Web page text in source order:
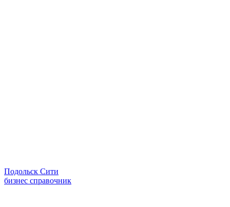
Подольск Сити
бизнес справочник